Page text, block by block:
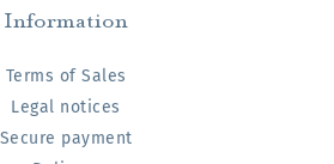
Information
Terms of Sales
Legal notices
Secure payment